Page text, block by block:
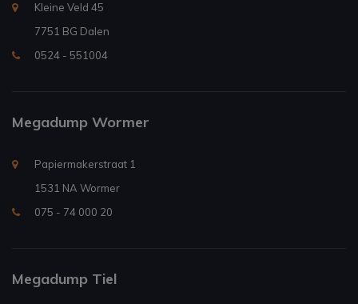
Kleine Veld 45
7751 BG Dalen
0524 - 551004
Megadump Wormer
Papiermakerstraat 1
1531 NA Wormer
075 - 74 000 20
Megadump Tiel